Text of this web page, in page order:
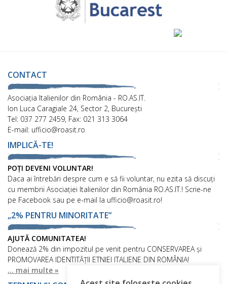
CONTACT
Asociaţia Italienilor din România - RO.AS.IT.
Ion Luca Caragiale 24, Sector 2, București
Tel: 037 277 2459, Fax: 021 313 3064
E-mail: ufficio@roasit.ro
IMPLICĂ-TE!
POȚI DEVENI VOLUNTAR!
Daca ai întrebări despre cum e să fii voluntar, nu ezita să discuți
cu membrii Asociației Italienilor din România RO.AS.IT.! Scrie-ne
pe Facebook sau pe e-mail la ufficio@roasit.ro!
„2% PENTRU MINORITATE”
AJUTĂ COMUNITATEA!
Donează 2% din impozitul pe venit pentru CONSERVAREA și
PROMOVAREA IDENTITĂȚII ETNIEI ITALIENE DIN ROMÂNIA!
... mai multe »